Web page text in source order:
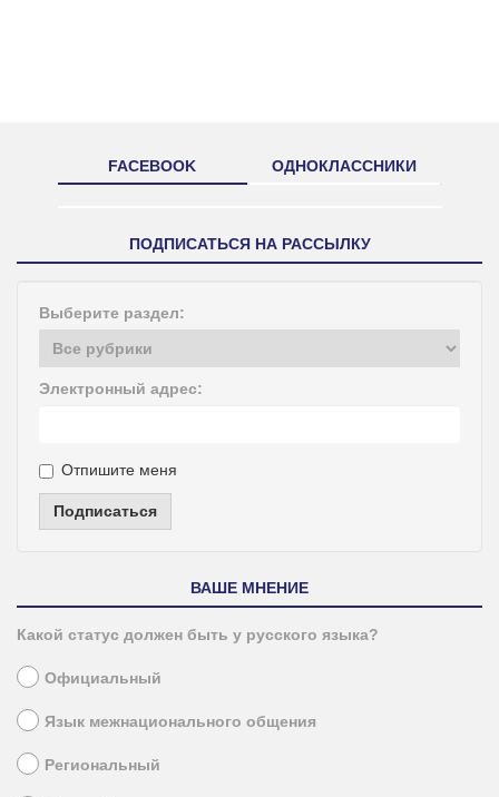
FACEBOOK ОДНОКЛАССНИКИ
ПОДПИСАТЬСЯ НА РАССЫЛКУ
Выберите раздел:
Электронный адрес:
Отпишите меня
Подписаться
ВАШЕ МНЕНИЕ
Какой статус должен быть у русского языка?
Официальный
Язык межнационального общения
Региональный